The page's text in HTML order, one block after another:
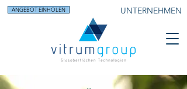
ANGEBOT EINHOLEN UNTERNEHMEN